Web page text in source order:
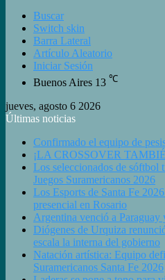
Buscar
Switch skin
Barra Lateral
Artículo Aleatorio
Iniciar Sesión
Buenos Aires 13 ℃
jueves, agosto 6 2026
Últimas noticias
Confirmado el equipo de
¡LA CROSSOVER
Los seleccionados de sóftbol
Juegos Suramericanos 2026
Los Esports de Santa Fe
presencial en Rosario
Argentina venció a
Diógenes de Urquiza
escala la interna del gobierno
Natación artística: Equipo
Suramericanos Santa Fe 2026